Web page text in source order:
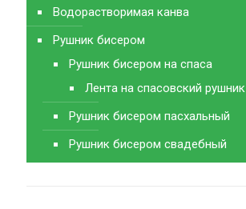
Водорастворимая канва
Рушник бисером
Рушник бисером на спаса
Лента на спасовский рушник
Рушник бисером пасхальный
Рушник бисером свадебный